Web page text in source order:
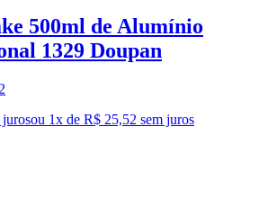
500ml de Alumínio
1329 Doupan
ou 1x de R$ 25,52 sem juros